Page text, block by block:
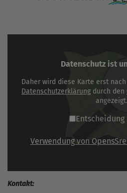
Datenschutz ist
Daher wird diese Karte erst
Datenschutzerklärung durch den
angezeigt.
Entscheidung
Verwendung von
Kontakt: